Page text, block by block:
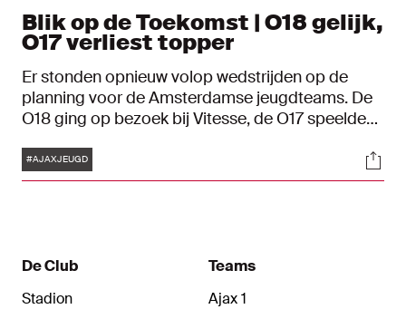
Blik op de Toekomst | O18 gelijk,
O17 verliest topper
Er stonden opnieuw volop wedstrijden op de
planning voor de Amsterdamse jeugdteams. De
O18 ging op bezoek bij Vitesse, de O17 speelde
Daarnaast scoorde de jongste jeugd erop los.
Bekijk hoe het de Ajacieden verging in Blik op de
Tags
#AJAXJEUGD
De Club
Stadion
Teams
Ajax 1